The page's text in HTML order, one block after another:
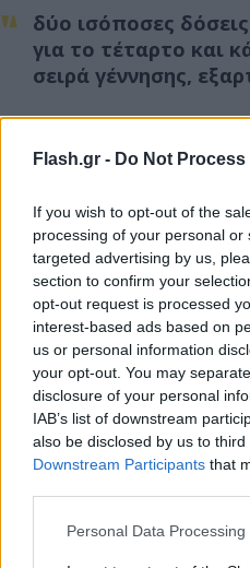
Flash.gr - Do Not
If you wish to opt-out of the
processing of your personal
targeted advertising by us,
section to confirm your
opt-out request is processed
interest-based ads based on
us or personal information
your opt-out. You may
disclosure of your personal
IAB’s list of downstream
also be disclosed by us to
Downstream Participants that
Please note that this website/
Personal Data
δύο ισόποσες
για το τέταρτο και
σειρά γέννησης,
έως την έναρξη ισχύος
καταβάλλεται στα
δικαιούχοι του
και μετά δηλ. στα
τέκνα γεννήθηκαν από
αίτηση τους έχει εγκριθεί.
Το επιπλέον ποσό που
του επιδόματος
ενέργεια ως εξής: